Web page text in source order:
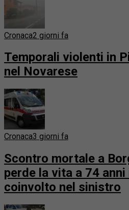
Cronaca2 giorni fa
Temporali violenti in
nel Novarese
Cronaca3 giorni fa
Scontro mortale a
perde la vita a 74
coinvolto nel sinistro